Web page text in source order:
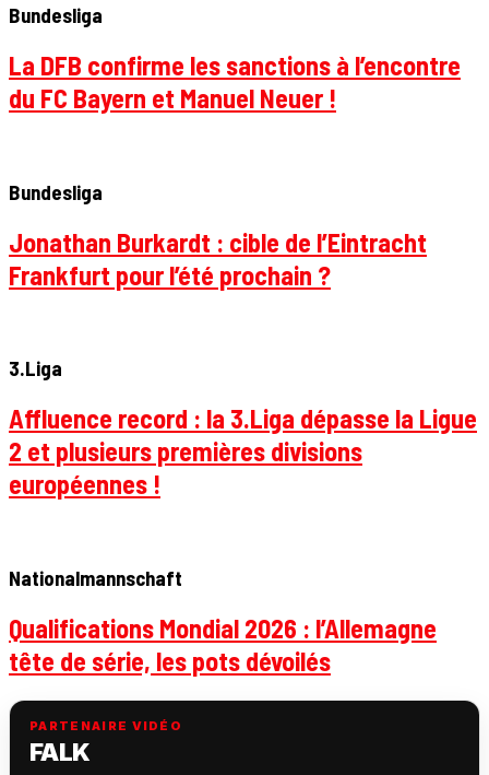
Bundesliga
La DFB confirme les sanctions à l’encontre
du FC Bayern et Manuel Neuer !
Bundesliga
Jonathan Burkardt : cible de l’Eintracht
Frankfurt pour l’été prochain ?
3.Liga
Affluence record : la 3.Liga dépasse la Ligue
2 et plusieurs premières divisions
européennes !
Nationalmannschaft
Qualifications Mondial 2026 : l’Allemagne
tête de série, les pots dévoilés
PARTENAIRE VIDÉO
FALK